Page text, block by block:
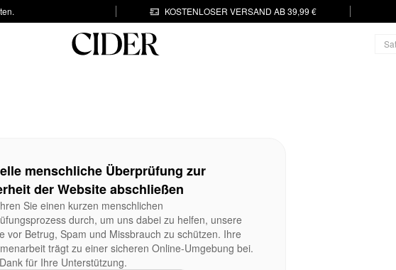
KOSTENLOSER VERSAND AB 39,99 €
menschliche Überprüfung zur
der Website abschließen
Sie einen kurzen menschlichen
durch, um uns dabei zu helfen, unsere
vor Betrug, Spam und Missbrauch zu schützen. Ihre
trägt zu einer sicheren Online-Umgebung bei.
für Ihre Unterstützung.